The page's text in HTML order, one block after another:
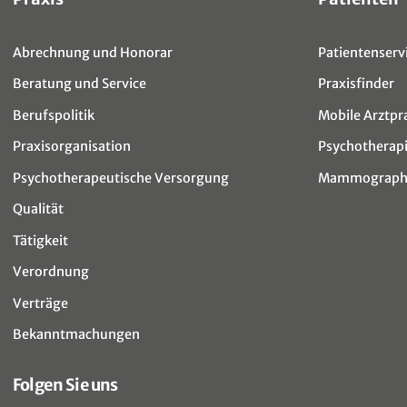
Abrechnung und Honorar
Beratung und Service
Berufspolitik
Praxisorganisation
Psychotherapeutische Versorgung
Qualität
Tätigkeit
Verordnung
Verträge
Bekanntmachungen
Praxisfinder
Mobile
Folgen Sie uns